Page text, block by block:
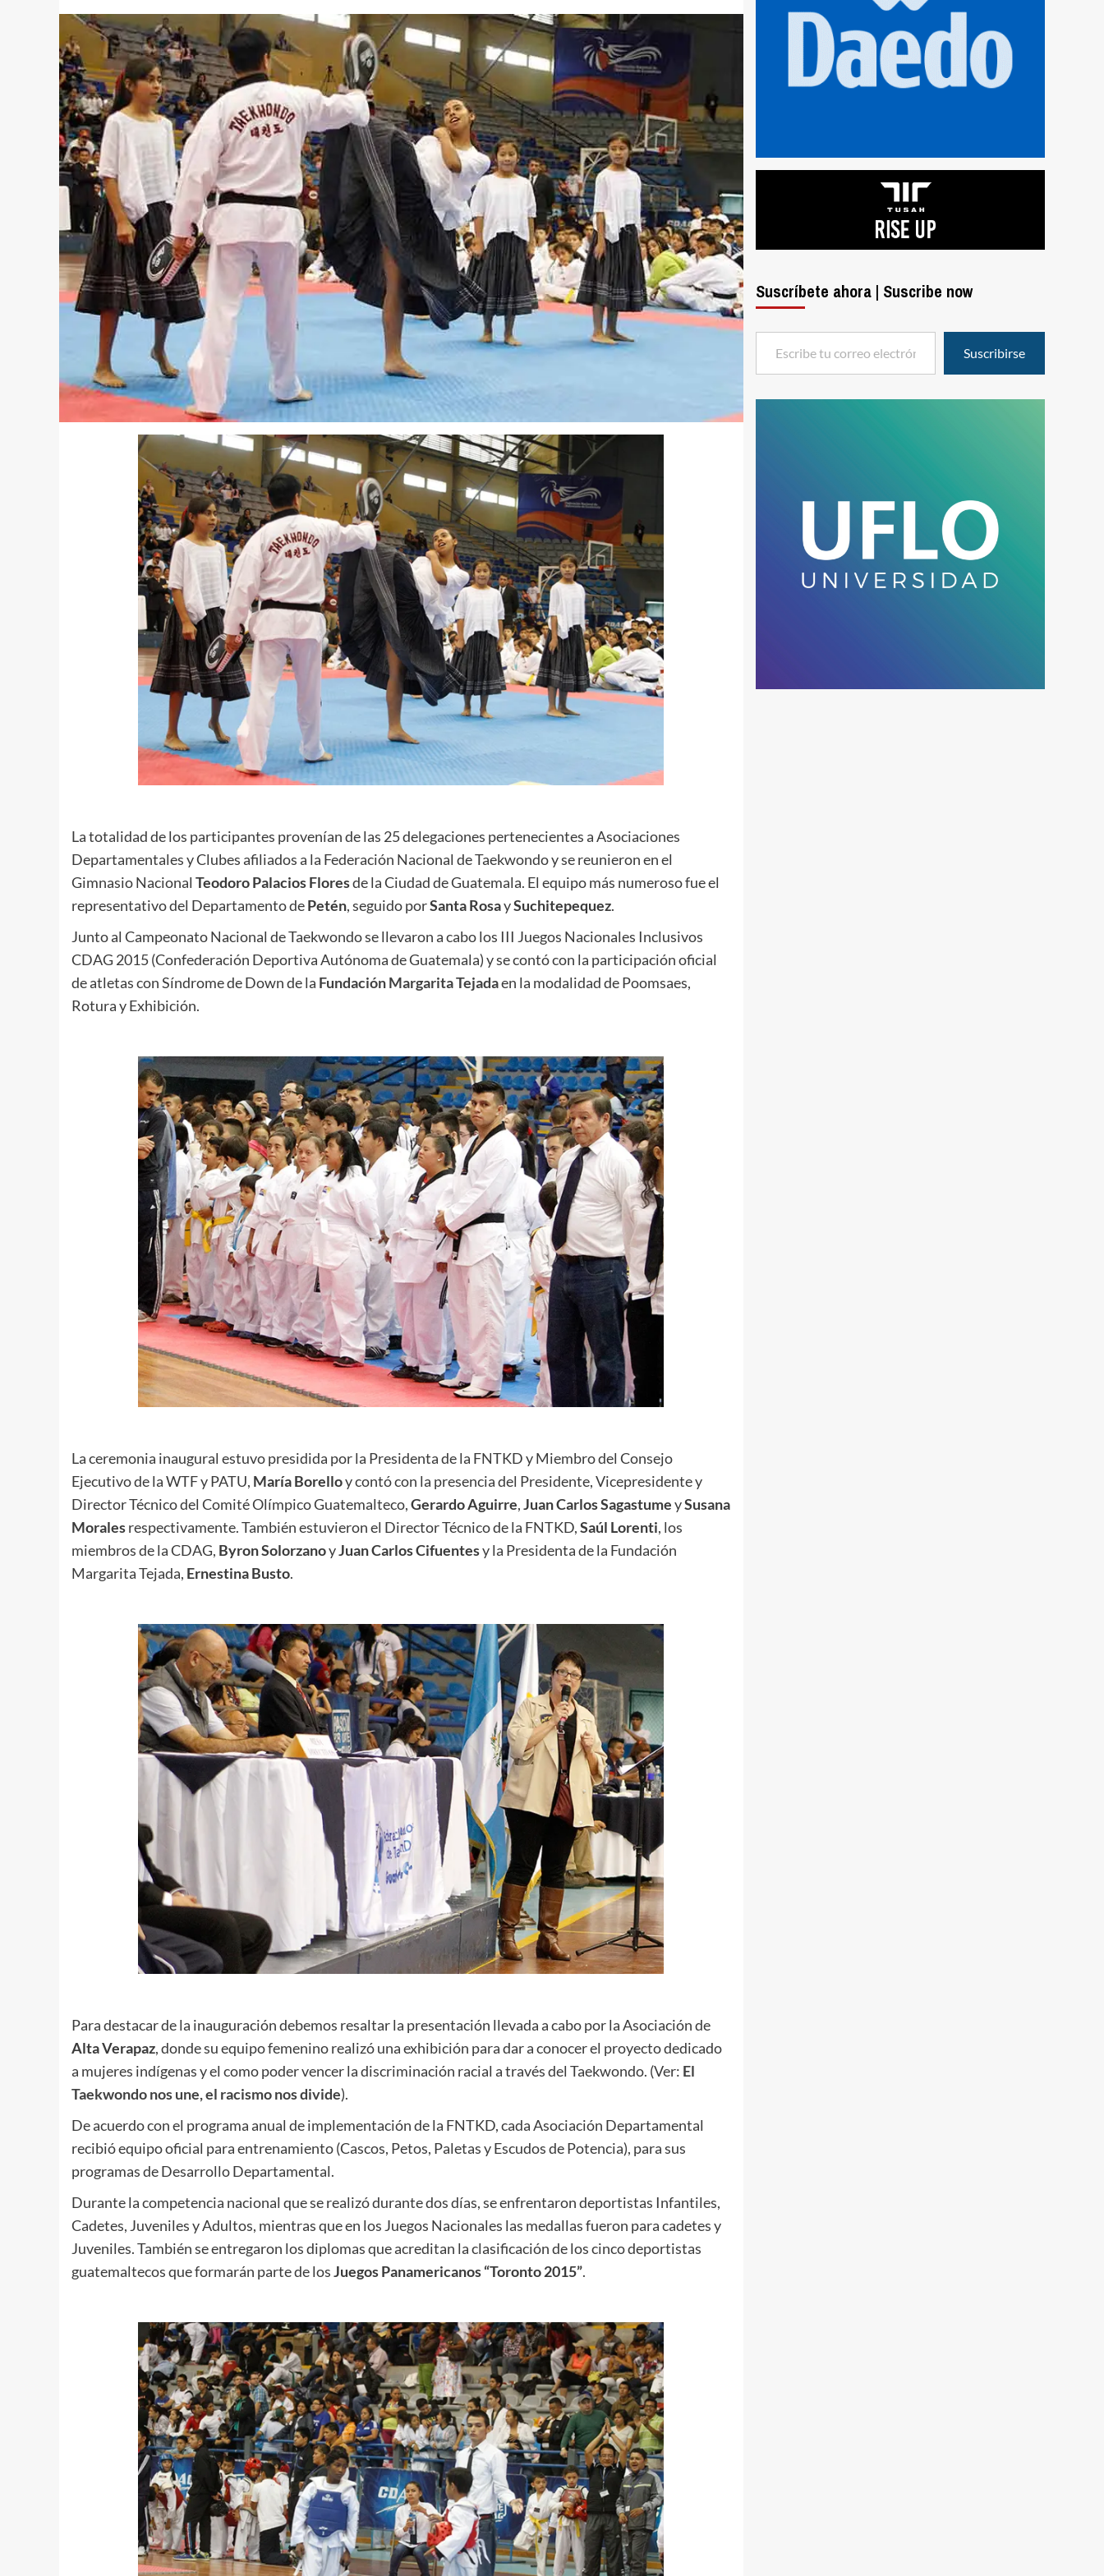
La totalidad de los participantes provenían de las 25 delegaciones pertenecientes a Asociaciones
Departamentales y Clubes afiliados a la Federación Nacional de Taekwondo y se reunieron en el
Gimnasio Nacional Teodoro Palacios Floresde la Ciudad de Guatemala. El equipo más numeroso fue el
representativo del Departamento dePetén, seguido porSanta RosaySuchitepequez.
Junto al Campeonato Nacional de Taekwondo se llevaron a cabo los III Juegos Nacionales Inclusivos
CDAG 2015 (Confederación Deportiva Autónoma de Guatemala) y se contó con la participación oficial
de atletas con Síndrome de Down de la Fundación Margarita Tejadaen la modalidad de Poomsaes,
Rotura y Exhibición.
La ceremonia inaugural estuvo presidida por la Presidenta de la FNTKD y Miembro del Consejo
Ejecutivo de la WTF y PATU, María Borelloy contó con la presencia del Presidente, Vicepresidente y
Director Técnico del Comité Olímpico Guatemalteco,Gerardo Aguirre,Juan Carlos SagastumeySusana
Moralesrespectivamente. También estuvieron el Director Técnico de la FNTKD,Saúl Lorenti, los
miembros de la CDAG, Byron SolorzanoyJuan Carlos Cifuentesy la Presidenta de la Fundación
Margarita Tejada, Ernestina Busto.
Para destacar de la inauguración debemos resaltar la presentación llevada a cabo por la Asociación de
Alta Verapaz, donde su equipo femenino realizó una exhibición para dar a conocer el proyecto dedicado
a mujeres indígenas y el como poder vencer la discriminación racial a través del Taekwondo. (Ver: El
Taekwondo nos une, el racismo nos divide).
De acuerdo con el programa anual de implementación de la FNTKD, cada Asociación Departamental
recibió equipo oficial para entrenamiento (Cascos, Petos, Paletas y Escudos de Potencia), para sus
programas de Desarrollo Departamental.
Durante la competencia nacional que se realizó durante dos días, se enfrentaron deportistas Infantiles,
Cadetes, Juveniles y Adultos, mientras que en los Juegos Nacionales las medallas fueron para cadetes y
Juveniles. También se entregaron los diplomas que acreditan la clasificación de los cinco deportistas
guatemaltecos que formarán parte de losJuegos Panamericanos “Toronto 2015”.
Suscríbete ahora | Suscribe now
Escribe tu correo electrónico…
Suscribirse